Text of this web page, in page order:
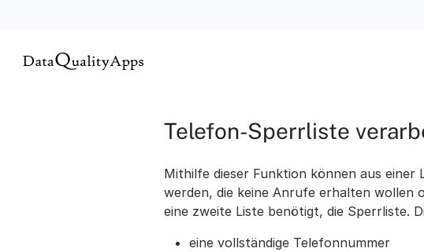
Telefon-Sperrliste
Mithilfe dieser Funktion können aus einer
werden, die keine Anrufe erhalten wollen
eine zweite Liste benötigt, die Sperrliste.
eine vollständige Telefonnummer